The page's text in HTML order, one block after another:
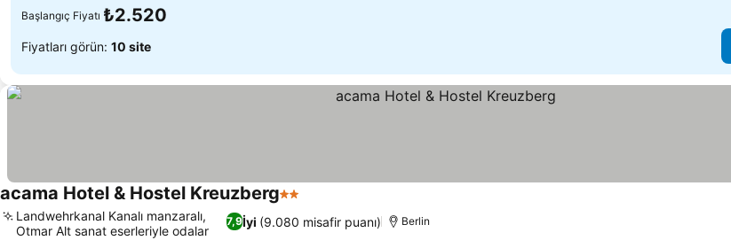
Başlangıç Fiyatı ₺2.520
Fiyatları görün: 10 site
acama Hotel & Hostel Kreuzberg2 Yıldız
7,9İyi (9.080 misafir puanı)
Landwehrkanal Kanalı manzaralı,
Otmar Alt sanat eserleriyle odalar
Berlin